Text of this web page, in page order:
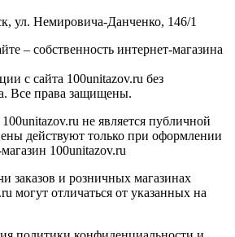
ул. Немировича-Данченко, 146/1
– собственность интернет-магазина
с сайта 100unitazov.ru без
Все права защищены.
не является публичной
действуют только при оформлении
магазин 100unitazov.ru
заказов и розничных магазинах
могут отличаться от указанных на